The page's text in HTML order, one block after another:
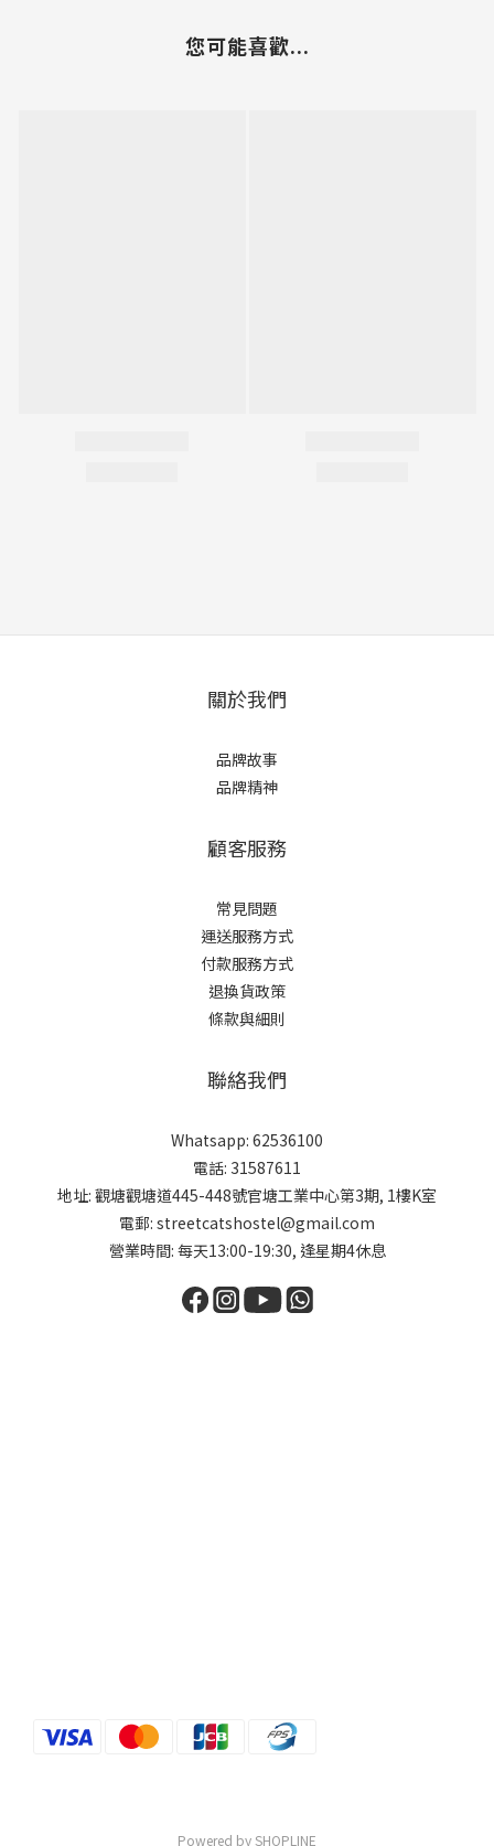
您可能喜歡...
關於我們
品牌故事
品牌精神
顧客服務
常見問題
運送服務方式
付款服務方式
退換貨政策
條款與細則
聯絡我們
Whatsapp: 62536100
電話: 31587611
地址: 觀塘觀塘道445-448號官塘工業中心第3期, 1樓K室
電郵: streetcatshostel@gmail.com
營業時間: 每天13:00-19:30, 逢星期4休息
Powered by SHOPLINE